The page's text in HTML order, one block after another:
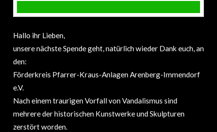
Hallo ihr Lieben,
unsere nächste Spende geht, natürlich wieder Dank euch, an
den:
Förderkreis Pfarrer-Kraus-Anlagen Arenberg-Immendorf
e.V.
Nach einem traurigen Vorfall von Vandalismus sind
mehrere der historischen Kunstwerke und Skulpturen
zerstört worden.